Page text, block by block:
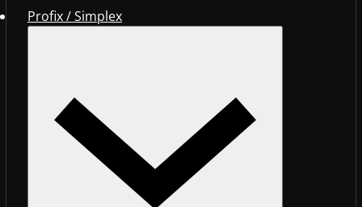
Profix / Simplex